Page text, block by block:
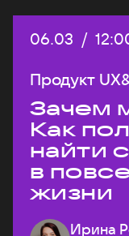
Дата:
06.03 /
Продукт
Зачем
Как
найти
в
жизни
Ирина